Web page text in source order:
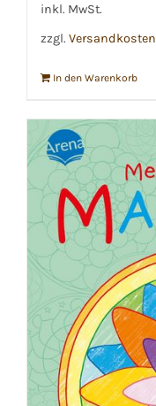
inkl. MwSt.
zzgl. Versandkosten
In den Warenkorb